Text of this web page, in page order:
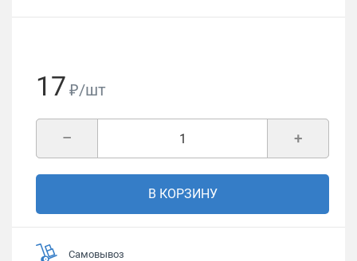
17 ₽/шт
+
–
В КОРЗИНУ
Самовывоз